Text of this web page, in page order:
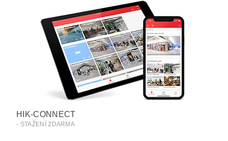
HIK-CONNECT
- STAŽENÍ ZDARMA